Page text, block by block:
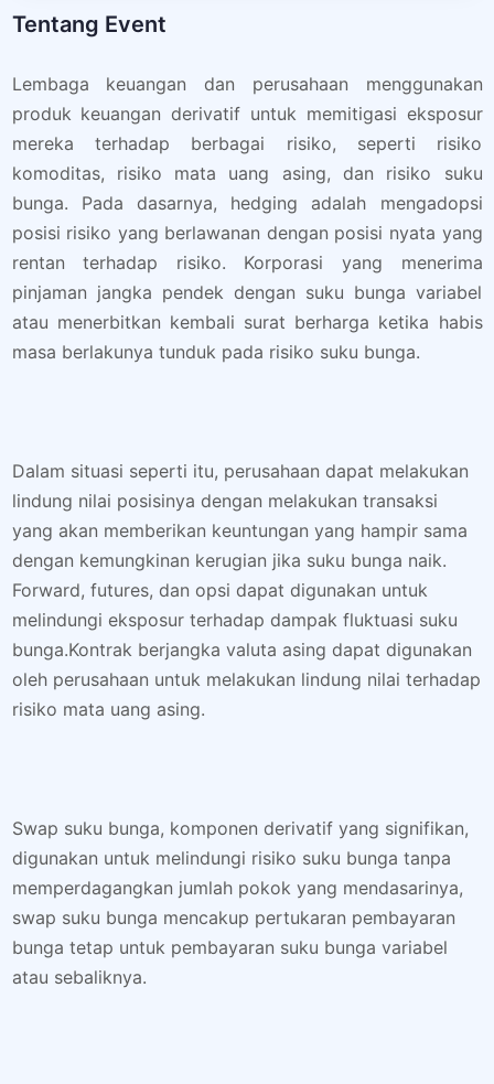
Tentang Event
Lembaga keuangan dan perusahaan menggunakan
produk keuangan derivatif untuk memitigasi eksposur
mereka terhadap berbagai risiko, seperti risiko
komoditas, risiko mata uang asing, dan risiko suku
bunga. Pada dasarnya, hedging adalah mengadopsi
posisi risiko yang berlawanan dengan posisi nyata yang
rentan terhadap risiko. Korporasi yang menerima
pinjaman jangka pendek dengan suku bunga variabel
atau menerbitkan kembali surat berharga ketika habis
masa berlakunya tunduk pada risiko suku bunga.
Dalam situasi seperti itu, perusahaan dapat melakukan
lindung nilai posisinya dengan melakukan transaksi
yang akan memberikan keuntungan yang hampir sama
dengan kemungkinan kerugian jika suku bunga naik.
Forward, futures, dan opsi dapat digunakan untuk
melindungi eksposur terhadap dampak fluktuasi suku
bunga.Kontrak berjangka valuta asing dapat digunakan
oleh perusahaan untuk melakukan lindung nilai terhadap
risiko mata uang asing.
Swap suku bunga, komponen derivatif yang signifikan,
digunakan untuk melindungi risiko suku bunga tanpa
memperdagangkan jumlah pokok yang mendasarinya,
swap suku bunga mencakup pertukaran pembayaran
bunga tetap untuk pembayaran suku bunga variabel
atau sebaliknya.